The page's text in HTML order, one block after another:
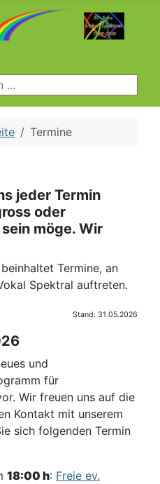
Termine
jeder Termin
oder
möge. Wir
Termine, an
Spektral auftreten.
Stand: 31.05.2026
und
für
Wir freuen uns auf die
Kontakt mit unserem
sich folgenden Termin
18:00 h: Freie ev.